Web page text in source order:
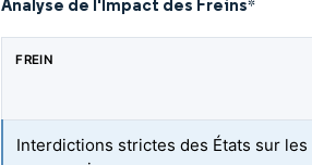
Analyse de l'Impact des Freins*
FREIN
Interdictions strictes des États sur les